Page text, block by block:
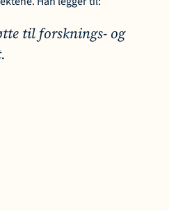
til forsknings- og